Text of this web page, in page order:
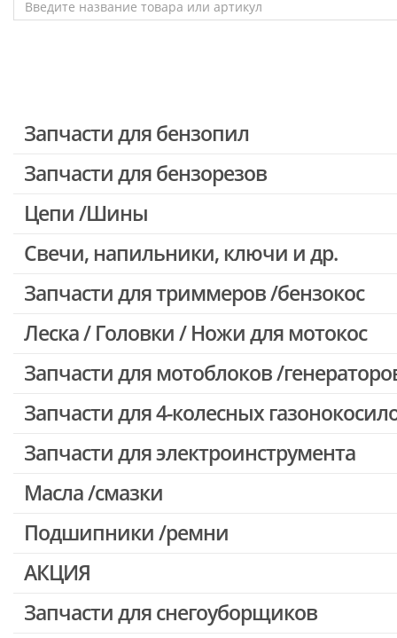
Запчасти для бензопил
Запчасти для бензопил Stihl
Запчасти для бензопил Oleo-mac, Echo и др.
Запчасти для бензорезов
Цепи /Шины
Свечи, напильники, ключи и др.
Запчасти для триммеров /бензокос
Запчасти для Китайских триммеров
Леска / Головки / Ножи для мотокос
Запчасти для мотоблоков /
Запчасти для 4-колесных
Запчасти для электроинструмента
Двигатели, редукторы для шуруповертов
Выключатели, переключатели
Запчасти для перфораторов и отбойных молотков
Запчасти для УШМ (болгарок)
Масла /смазки
Подшипники /ремни
АКЦИЯ
Скидка 50%
Запчасти для снегоуборщиков